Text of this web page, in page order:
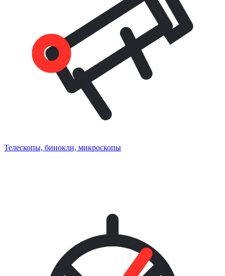
Телескопы, бинокли, микроскопы